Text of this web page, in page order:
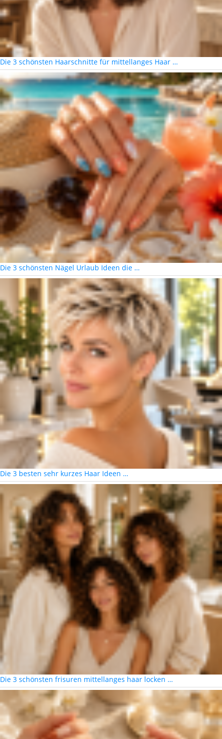
Die 3 schönsten Haarschnitte für mittellanges Haar …
Die 3 schönsten Nägel Urlaub Ideen die …
Die 3 besten sehr kurzes Haar Ideen …
Die 3 schönsten frisuren mittellanges haar locken …